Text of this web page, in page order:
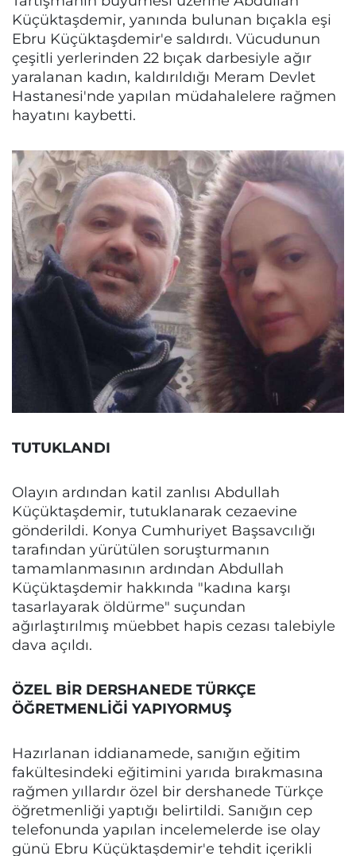
Küçüktaşdemir, yanında bulunan bıçakla eşi
Ebru Küçüktaşdemir'e saldırdı. Vücudunun
çeşitli yerlerinden 22 bıçak darbesiyle ağır
yaralanan kadın, kaldırıldığı Meram Devlet
Hastanesi'nde yapılan müdahalelere rağmen
hayatını kaybetti.
TUTUKLANDI
Olayın ardından katil zanlısı Abdullah
Küçüktaşdemir, tutuklanarak cezaevine
gönderildi. Konya Cumhuriyet Başsavcılığı
tarafından yürütülen soruşturmanın
tamamlanmasının ardından Abdullah
Küçüktaşdemir hakkında "kadına karşı
tasarlayarak öldürme" suçundan
ağırlaştırılmış müebbet hapis cezası talebiyle
dava açıldı.
ÖZEL BİR DERSHANEDE TÜRKÇE
ÖĞRETMENLİĞİ YAPIYORMUŞ
Hazırlanan iddianamede, sanığın eğitim
fakültesindeki eğitimini yarıda bırakmasına
rağmen yıllardır özel bir dershanede Türkçe
öğretmenliği yaptığı belirtildi. Sanığın cep
telefonunda yapılan incelemelerde ise olay
günü Ebru Küçüktaşdemir'e tehdit içerikli